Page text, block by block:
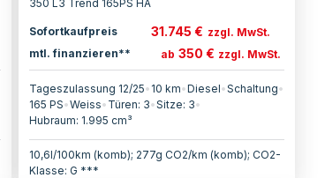
350 L3 Trend 165PS HA
Sofortkaufpreis 31.745 € zzgl. MwSt.
mtl. finanzieren**
ab 350 € zzgl. MwSt.
Tageszulassung 12/25• 10 km•Diesel•Schaltung•
165 PS•Weiss• Türen: 3•Sitze: 3•
Hubraum: 1.995 cm³
10,6l/100km (komb); 277g CO2/km (komb); CO2-
Klasse: G ***